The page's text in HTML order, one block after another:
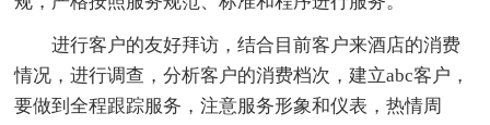
进行客户的友好拜访，结合目前客户来酒店的消费
情况，进行调查，分析客户的消费档次，建立abc客户，
要做到全程跟踪服务，注意服务形象和仪表，热情周